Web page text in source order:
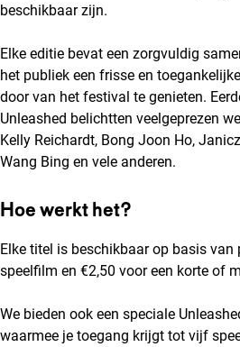
beschikbaar zijn.
Elke editie bevat een zorgvuldig
het publiek een frisse en
door van het festival te genieten.
Unleashed belichtten veelgeprezen
Kelly Reichardt, Bong Joon Ho,
Wang Bing en vele anderen.
Hoe werkt het?
Elke titel is beschikbaar op basis van
speelfilm en €2,50 voor een korte of
We bieden ook een speciale
waarmee je toegang krijgt tot vijf